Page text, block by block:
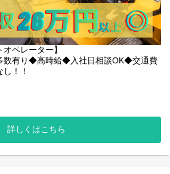
いスタッフが多く、皆様楽しく伸び伸
社のスタッフ達は親身になってきいてく
」「プライベートで嫌なことがあった」
相談してみると、誰もが優しく励まし
ますよ◎
す！覗いてみてください！
company/
りません◎お気軽にお問合せください！
やすさを考える社風！
可能(場合によっては本社へのキャリア
ペレーター】
有り◆高時給◆入社日相談OK◆交通費
！！
277,200/月 +諸手当
現可能です＞＞＞＞
詳しくはこちら